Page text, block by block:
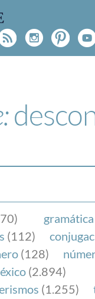
por la
objetivo es
de
gramática
(112)
(128)
(2.894)
(1.255)